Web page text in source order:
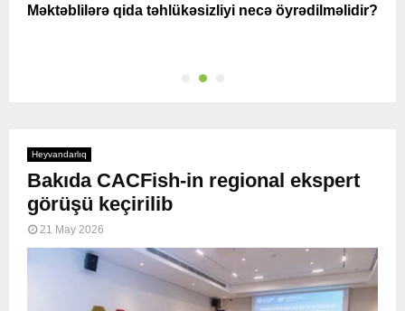
Məktəblilərə qida təhlükəsizliyi necə öyrədilməlidir?
Heyvandarlıq
Bakıda CACFish-in regional ekspert
görüşü keçirilib
21 May 2026